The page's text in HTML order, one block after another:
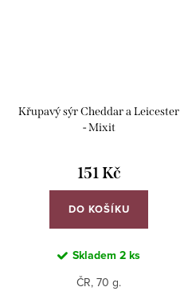
Křupavý sýr Cheddar a Leicester
- Mixit
151 Kč
DO KOŠÍKU
Skladem 2 ks
ČR, 70 g.